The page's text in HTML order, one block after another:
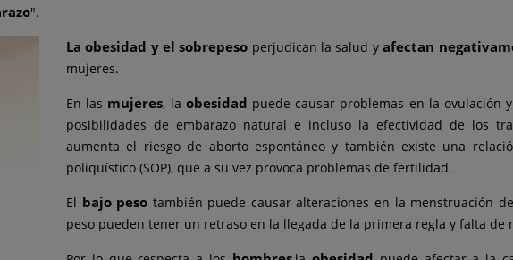
".
La obesidad y el sobrepeso perjudican la salud yafectan
mujeres.
En las mujeres, la obesidad puede causar problemas en la ovulación
posibilidades de embarazo natural e incluso la efectividad de los
aumenta el riesgo de aborto espontáneo y también existe una
poliquístico (SOP), que a su vez provoca problemas de fertilidad.
El bajo peso también puede causar alteraciones en la menstruación
peso pueden tener un retraso en la llegada de la primera regla y falta